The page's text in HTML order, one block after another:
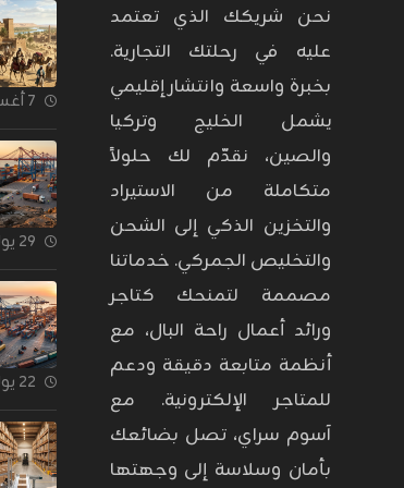
نحن شريكك الذي تعتمد
عليه في رحلتك التجارية.
بخبرة واسعة وانتشار إقليمي
يشمل الخليج وتركيا
والصين، نقدّم لك حلولاً
متكاملة من الاستيراد
والتخزين الذكي إلى الشحن
والتخليص الجمركي. خدماتنا
مصممة لتمنحك كتاجر
ورائد أعمال راحة البال، مع
أنظمة متابعة دقيقة ودعم
للمتاجر الإلكترونية. مع
آسوم سراي، تصل بضائعك
بأمان وسلاسة إلى وجهتها
٧ أغسطس ٢٠٢٦
٢٩ يوليو ٢٠٢٦
٢٢ يوليو ٢٠٢٦